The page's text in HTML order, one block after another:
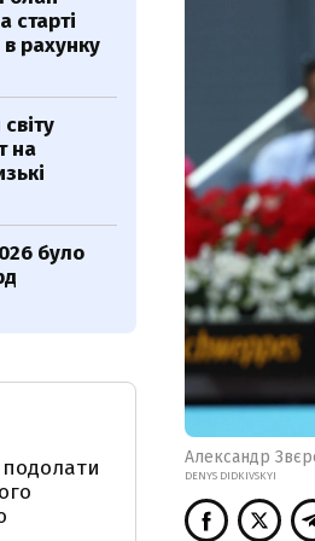
Александр
DENYS DIDKIVSKYI
старті
рахунку
на
було
подолати